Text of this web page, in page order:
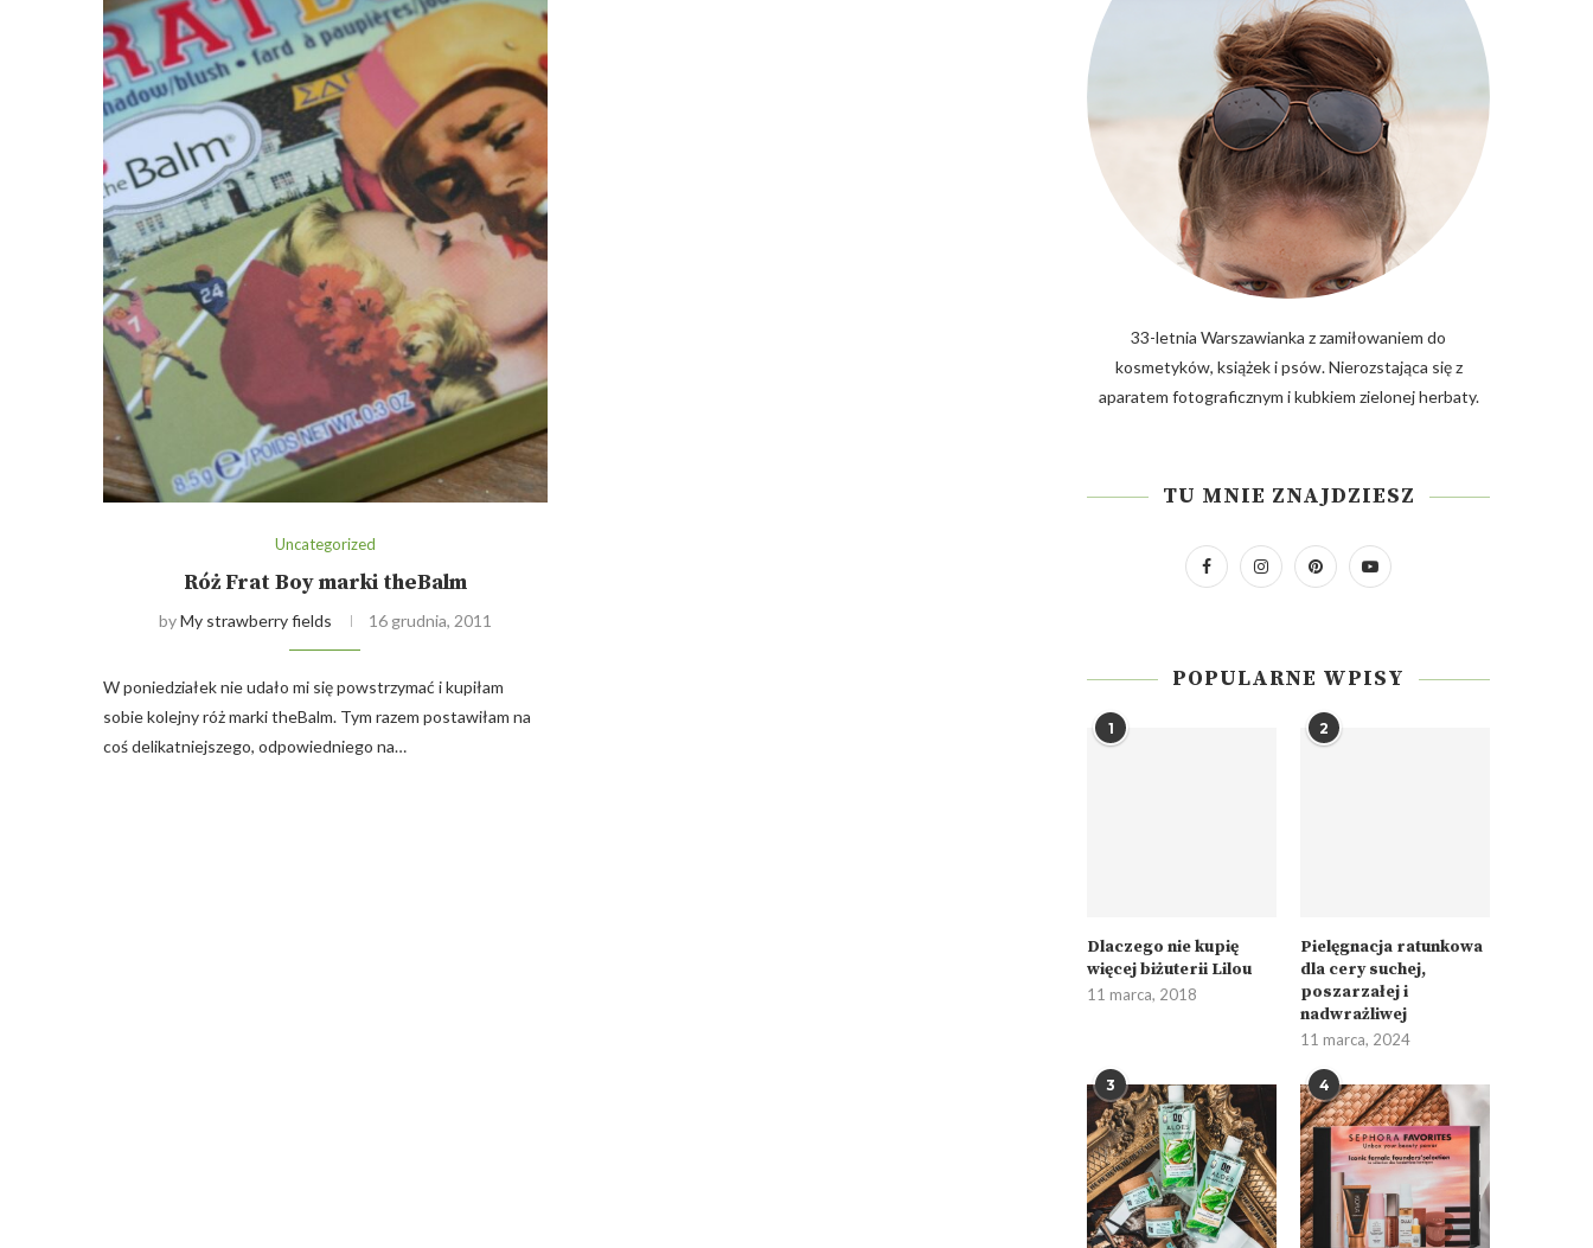
Uncategorized
Róż Frat Boy marki theBalm
byMy strawberry fields 16 grudnia, 2011
W poniedziałek nie udało mi się powstrzymać i kupiłam
sobie kolejny róż marki theBalm. Tym razem postawiłam na
coś delikatniejszego, odpowiedniego na…
33-letnia Warszawianka z zamiłowaniem do
kosmetyków, książek i psów. Nierozstająca się z
aparatem fotograficznym i kubkiem zielonej herbaty.
TU MNIE ZNAJDZIESZ
POPULARNE WPISY
1
Dlaczego nie kupię
więcej biżuterii Lilou
11 marca, 2018
2
Pielęgnacja ratunkowa
dla cery suchej,
poszarzałej i
nadwrażliwej
11 marca, 2024
3 4